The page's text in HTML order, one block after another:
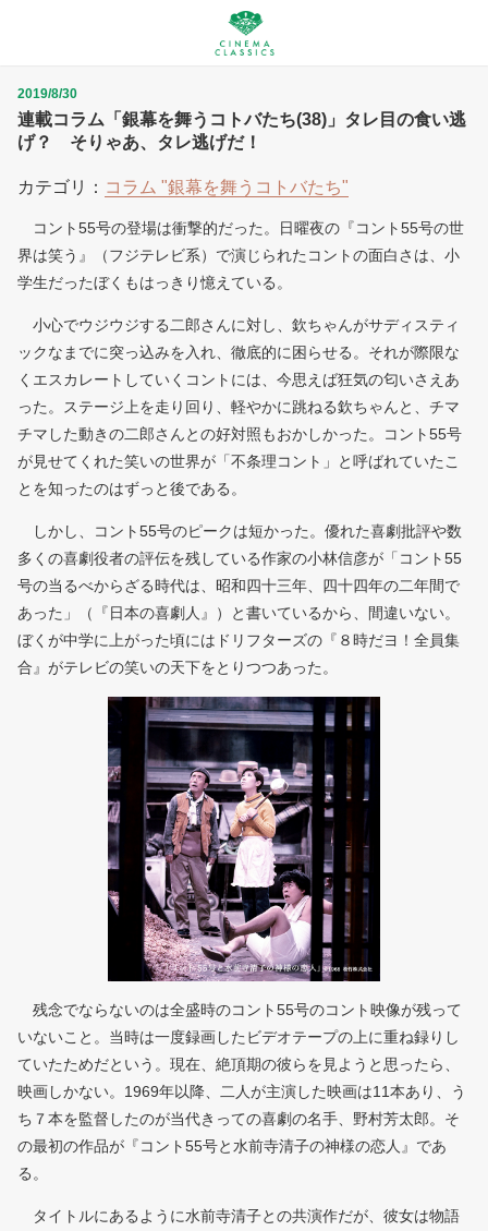
連載コラム「銀幕を舞うコトバたち(38)」タレ目の食い逃
げ？ そりゃあ、タレ逃げだ！
2019/8/30
カテゴリ： コラム "銀幕を舞うコトバたち"
コント55号の登場は衝撃的だった。日曜夜の『コント55号の世
界は笑う』（フジテレビ系）で演じられたコントの面白さは、小
学生だったぼくもはっきり憶えている。
小心でウジウジする二郎さんに対し、欽ちゃんがサディスティ
ックなまでに突っ込みを入れ、徹底的に困らせる。それが際限な
くエスカレートしていくコントには、今思えば狂気の匂いさえあ
った。ステージ上を走り回り、軽やかに跳ねる欽ちゃんと、チマ
チマした動きの二郎さんとの好対照もおかしかった。コント55号
が見せてくれた笑いの世界が「不条理コント」と呼ばれていたこ
とを知ったのはずっと後である。
しかし、コント55号のピークは短かった。優れた喜劇批評や数
多くの喜劇役者の評伝を残している作家の小林信彦が「コント55
号の当るべからざる時代は、昭和四十三年、四十四年の二年間で
あった」（『日本の喜劇人』）と書いているから、間違いない。
ぼくが中学に上がった頃にはドリフターズの『８時だヨ！全員集
合』がテレビの笑いの天下をとりつつあった。
残念でならないのは全盛時のコント55号のコント映像が残って
いないこと。当時は一度録画したビデオテープの上に重ね録りし
ていたためだという。現在、絶頂期の彼らを見ようと思ったら、
映画しかない。1969年以降、二人が主演した映画は11本あり、う
ち７本を監督したのが当代きっての喜劇の名手、野村芳太郎。そ
の最初の作品が『コント55号と水前寺清子の神様の恋人』であ
る。
タイトルにあるように水前寺清子との共演作だが、彼女は物語